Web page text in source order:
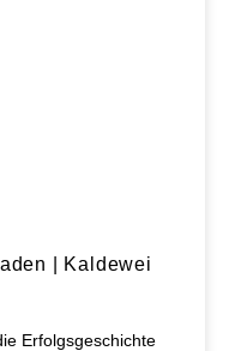
| Kaldewei
Erfolgsgeschichte